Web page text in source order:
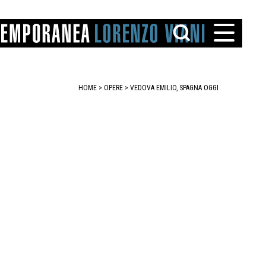
HOME > OPERE > VEDOVA EMILIO, SPAGNA OGGI